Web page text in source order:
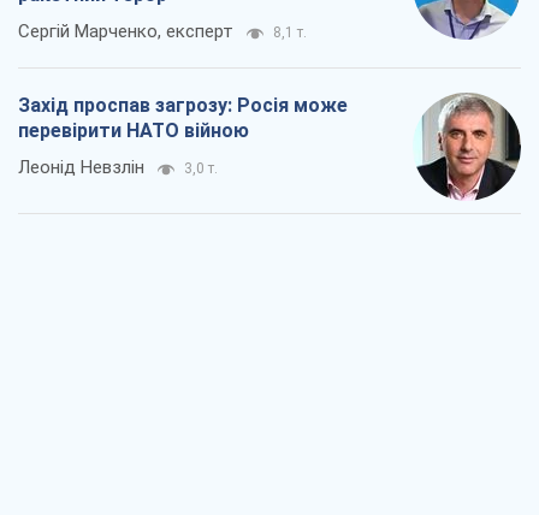
Сергій Марченко, експерт 8,1 т.
Захід проспав загрозу: Росія може
перевірити НАТО війною
Леонід Невзлін 3,0 т.